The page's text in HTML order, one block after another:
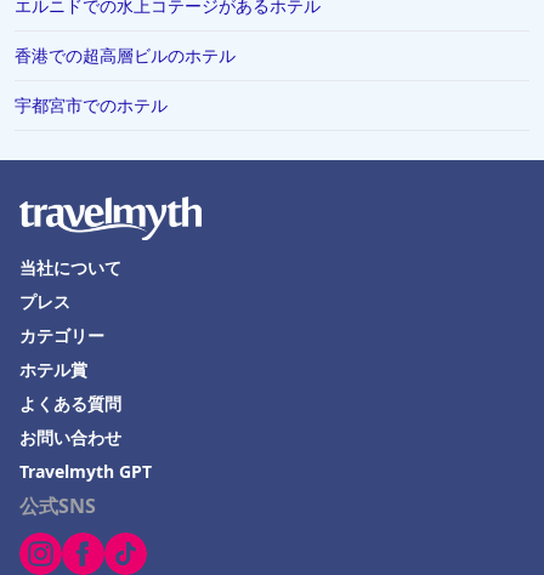
横須賀での水泳プールがあるホテル
エルニドでの水上コテージがあるホテル
香港での超高層ビルのホテル
宇都宮市でのホテル
公式SNS
当社について
プレス
カテゴリー
ホテル賞
よくある質問
お問い合わせ
Travelmyth GPT